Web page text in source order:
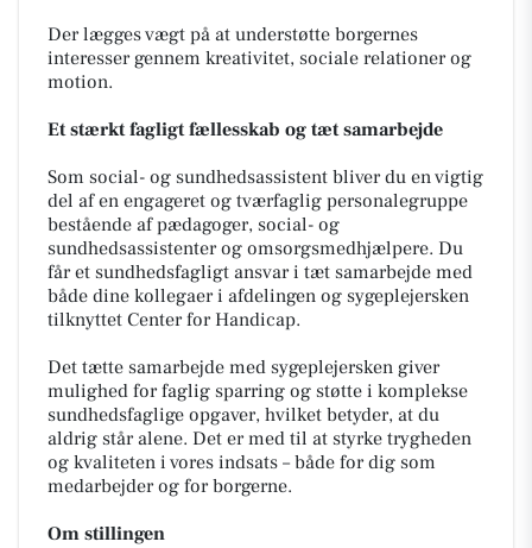
Der lægges vægt på at understøtte borgernes
interesser gennem kreativitet, sociale relationer og
motion.
Et stærkt fagligt fællesskab og tæt samarbejde
Som social- og sundhedsassistent bliver du en vigtig
del af en engageret og tværfaglig personalegruppe
bestående af pædagoger, social- og
sundhedsassistenter og omsorgsmedhjælpere. Du
får et sundhedsfagligt ansvar i tæt samarbejde med
både dine kollegaer i afdelingen og sygeplejersken
tilknyttet Center for Handicap.
Det tætte samarbejde med sygeplejersken giver
mulighed for faglig sparring og støtte i komplekse
sundhedsfaglige opgaver, hvilket betyder, at du
aldrig står alene. Det er med til at styrke trygheden
og kvaliteten i vores indsats – både for dig som
medarbejder og for borgerne.
Om stillingen